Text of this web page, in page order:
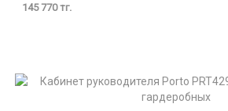
145 770 тг.